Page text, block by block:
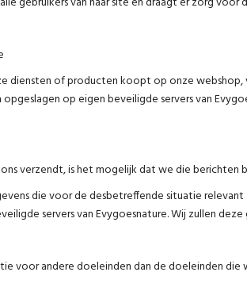
diensten of producten koopt op onze
op eigen beveiligde servers van
verzendt, is het mogelijk dat we die berichten
die voor de desbetreffende situatie
servers van Evygoesnature. Wij zullen
voor andere doeleinden dan de doeleinden